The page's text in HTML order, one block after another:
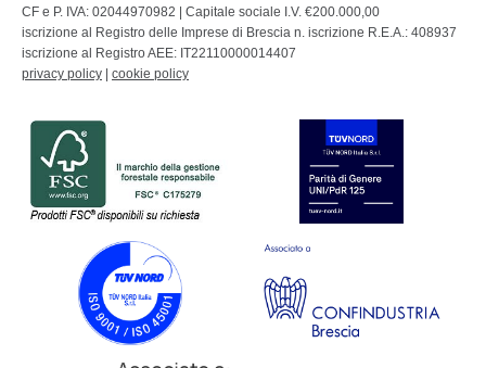
CF e P. IVA: 02044970982 | Capitale sociale I.V. €200.000,00
iscrizione al Registro delle Imprese di Brescia n. iscrizione R.E.A.: 408937
iscrizione al Registro AEE: IT22110000014407
privacy policy
cookie policy